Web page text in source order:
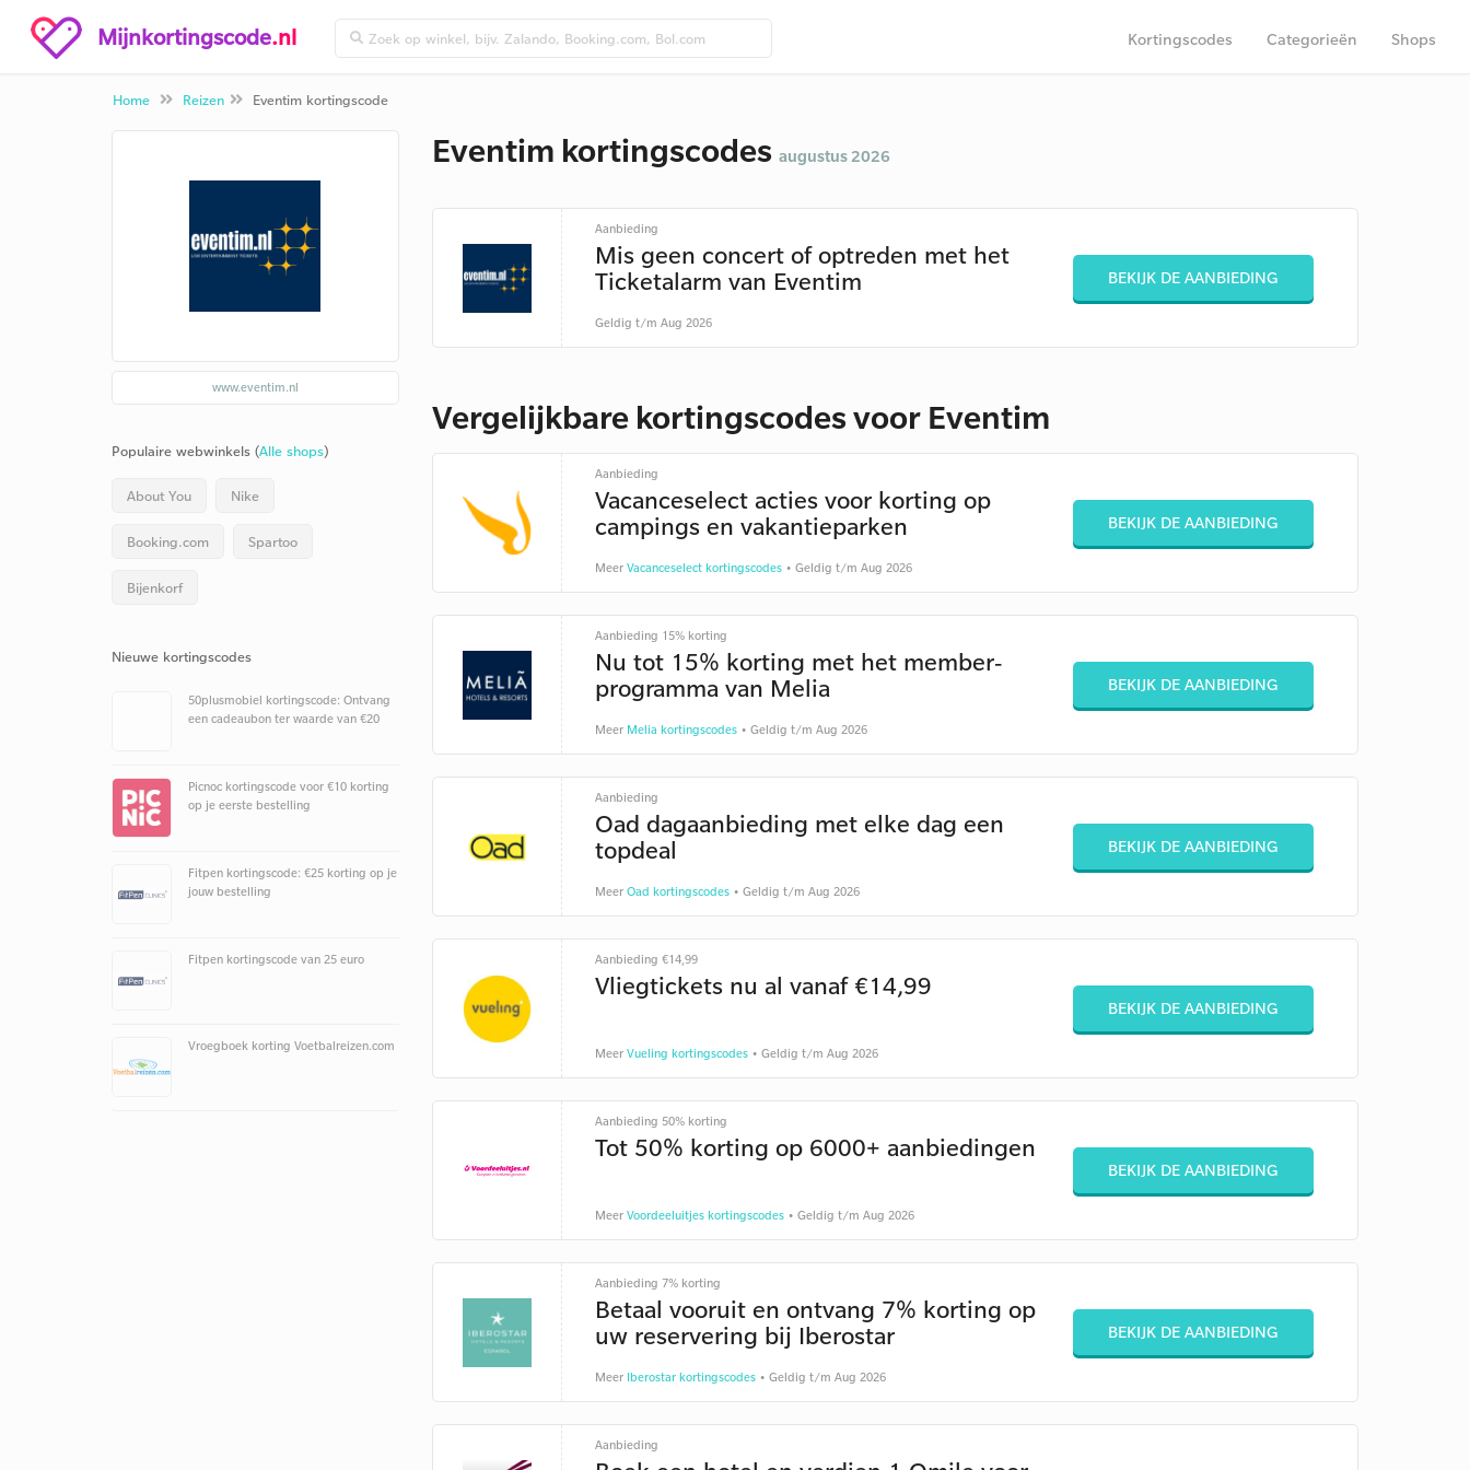
Mijnkortingscode.nl Kortingscodes Categorieën Shops
Home Reizen Eventim kortingscode
Eventim kortingscodes augustus 2026
Aanbieding
Mis geen concert of optreden met het
Ticketalarm van Eventim
Geldig t/m Aug 2026
BEKIJK DE AANBIEDING
Vergelijkbare kortingscodes voor Eventim
Aanbieding
Vacanceselect acties voor korting op
campings en vakantieparken
Meer Vacanceselect kortingscodes• Geldig t/m Aug 2026
BEKIJK DE AANBIEDING
Aanbieding 15% korting
Nu tot 15% korting met het member-
programma van Melia
Meer Melia kortingscodes• Geldig t/m Aug 2026
BEKIJK DE AANBIEDING
Aanbieding
Oad dagaanbieding met elke dag een
topdeal
Meer Oad kortingscodes• Geldig t/m Aug 2026
BEKIJK DE AANBIEDING
Aanbieding €14,99
Vliegtickets nu al vanaf €14,99
Meer Vueling kortingscodes• Geldig t/m Aug 2026
BEKIJK DE AANBIEDING
Aanbieding 50% korting
Tot 50% korting op 6000+ aanbiedingen
Meer Voordeeluitjes kortingscodes• Geldig t/m Aug 2026
BEKIJK DE AANBIEDING
Aanbieding 7% korting
Betaal vooruit en ontvang 7% korting op
uw reservering bij Iberostar
Meer Iberostar kortingscodes• Geldig t/m Aug 2026
BEKIJK DE AANBIEDING
Aanbieding
www.eventim.nl
Populaire webwinkels (Alle shops)
About You Nike
Booking.com Spartoo
Bijenkorf
Nieuwe kortingscodes
50plusmobiel kortingscode: Ontvang
een cadeaubon ter waarde van €20
Picnoc kortingscode voor €10 korting
op je eerste bestelling
Fitpen kortingscode: €25 korting op je
jouw bestelling
Fitpen kortingscode van 25 euro
Vroegboek korting Voetbalreizen.com